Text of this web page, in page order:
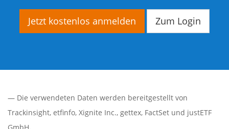
Jetzt kostenlos anmelden Zum Login
— Die verwendeten Daten werden bereitgestellt von
Trackinsight, etfinfo, Xignite Inc., gettex, FactSet und justETF